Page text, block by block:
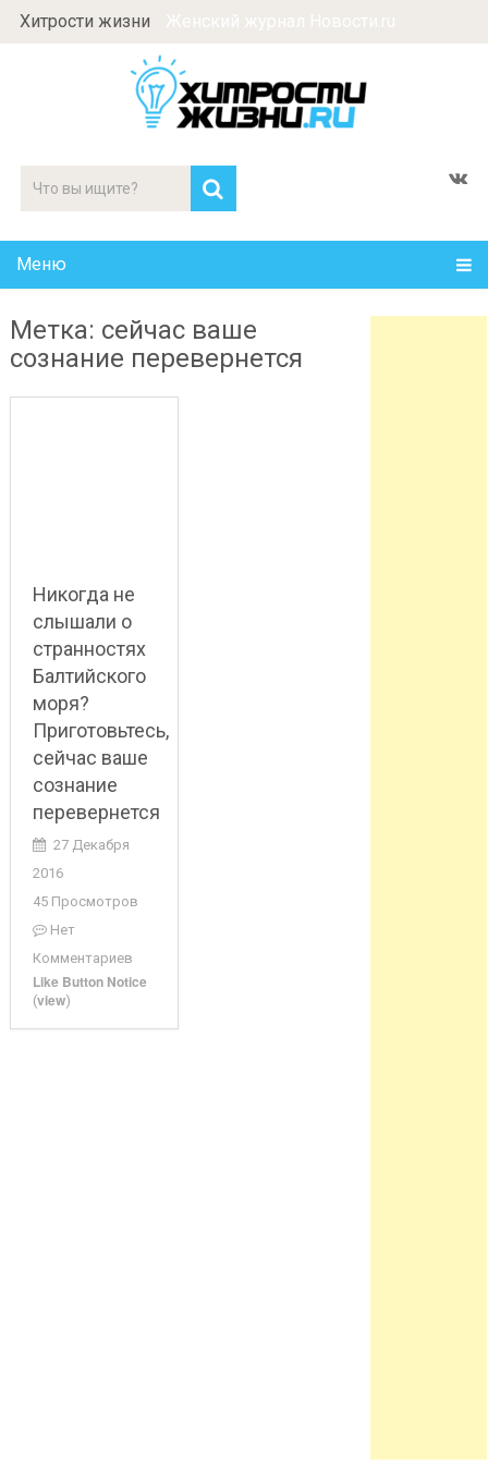
Хитрости жизни
Меню
Метка: сейчас ваше
сознание перевернется
Никогда не
слышали о
странностях
Балтийского
моря?
Приготовьтесь,
сейчас ваше
сознание
перевернется
27 Декабря
2016
45 Просмотров
Нет
Комментариев
Like Button Notice
(view)